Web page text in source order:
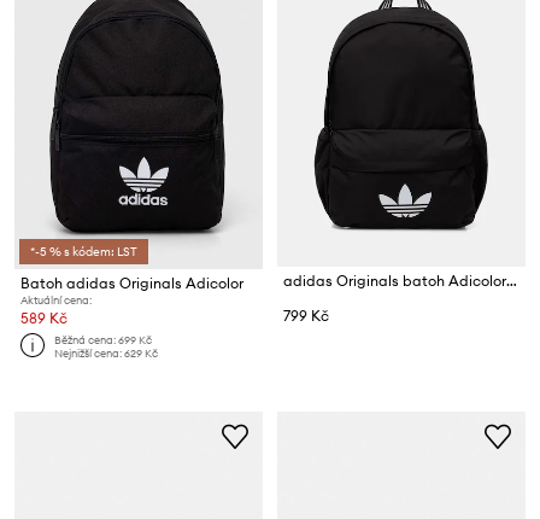
*-5 % s kódem: LST
Batoh adidas Originals Adicolor
Aktuální cena:
589 Kč
Běžná cena:699 Kč
Nejnižší cena:629 Kč
adidas Originals batoh Adicolor Classic
799 Kč